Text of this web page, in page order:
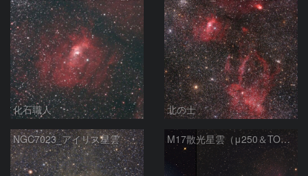
化石職人 北の士
NGC7023_アイリス星雲 M17散光星雲（μ250＆TOA130）